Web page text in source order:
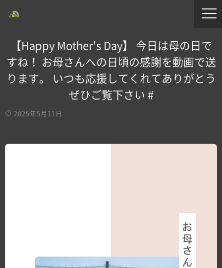
【Happy Mother's Day】 今日は母の日で
すね！ お母さんへの日頃の感謝を動画で送
ります。 いつも応援してくれてありがとう
ぜひご覧下さい #
2025年5月11日